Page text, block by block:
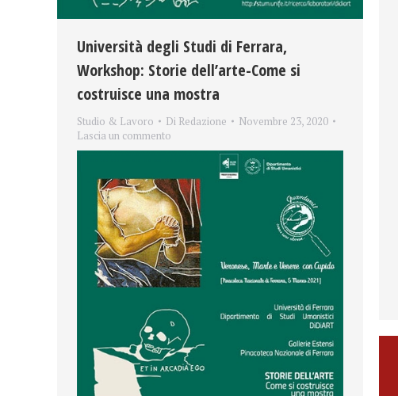
Università degli Studi di Ferrara,
Workshop: Storie dell’arte-Come si
costruisce una mostra
Studio & Lavoro Di Redazione
Novembre 23, 2020
Lascia un commento